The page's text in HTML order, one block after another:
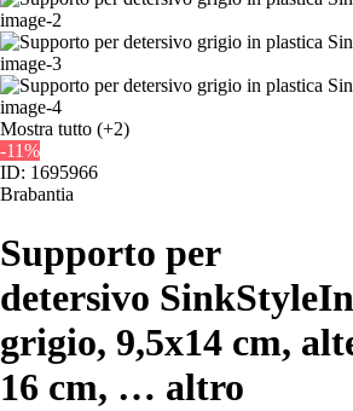
Mostra tutto (+2)
-11%
ID: 1695966
Brabantia
Supporto per
detersivo SinkStyle
grigio, 9,5x14 cm,
16 cm, … altro